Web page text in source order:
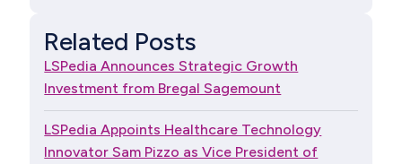
Related Posts
LSPedia Announces Strategic Growth
Investment from Bregal Sagemount
LSPedia Appoints Healthcare Technology
Innovator Sam Pizzo as Vice President of